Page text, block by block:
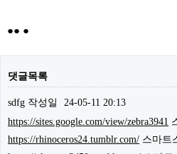
●● ●
댓글목록
sdfg 작성일
24-05-11 20:13
https://sites.google.com/view/zebra3941
https://rhinoceros24.tumblr.com/ 스마트